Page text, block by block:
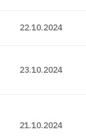
22.10.2024
23.10.2024
21.10.2024